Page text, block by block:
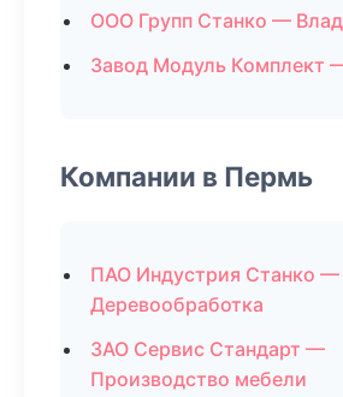
ООО Групп Станко —
Завод Модуль Комплект
Компании в Пермь
ПАО Индустрия Станко —
Деревообработка
ЗАО Сервис Стандарт —
Производство мебели